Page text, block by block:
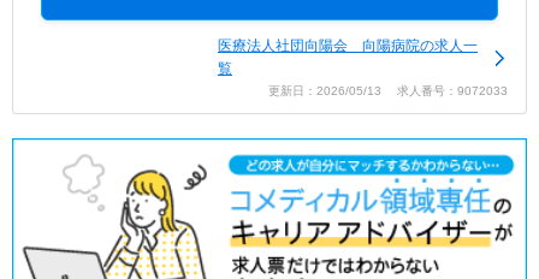
医療法人社団向陽会 向陽病院の求人一
覧
更新日：2026/05/13 求人番号：9072033